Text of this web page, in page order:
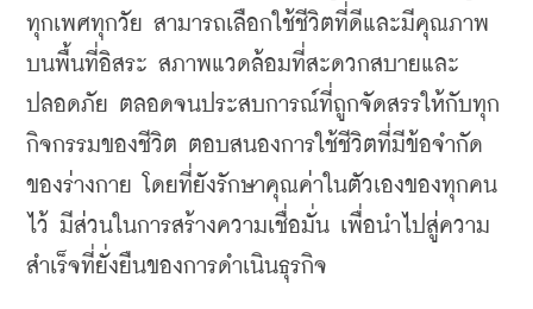
ทุกเพศทุกวัย สามารถเลือกใช้ชีวิตที่ดีและมีคุณภาพ
บนพื้นที่อิสระ สภาพแวดล้อมที่สะดวกสบายและ
ปลอดภัย ตลอดจนประสบการณ์ที่ถูกจัดสรรให้กับทุก
กิจกรรมของชีวิต ตอบสนองการใช้ชีวิตที่มีข้อจำกัด
ของร่างกาย โดยที่ยังรักษาคุณค่าในตัวเองของทุกคน
ไว้ มีส่วนในการสร้างความเชื่อมั่น เพื่อนำไปสู่ความ
สำเร็จที่ยั่งยืนของการดำเนินธุรกิจ